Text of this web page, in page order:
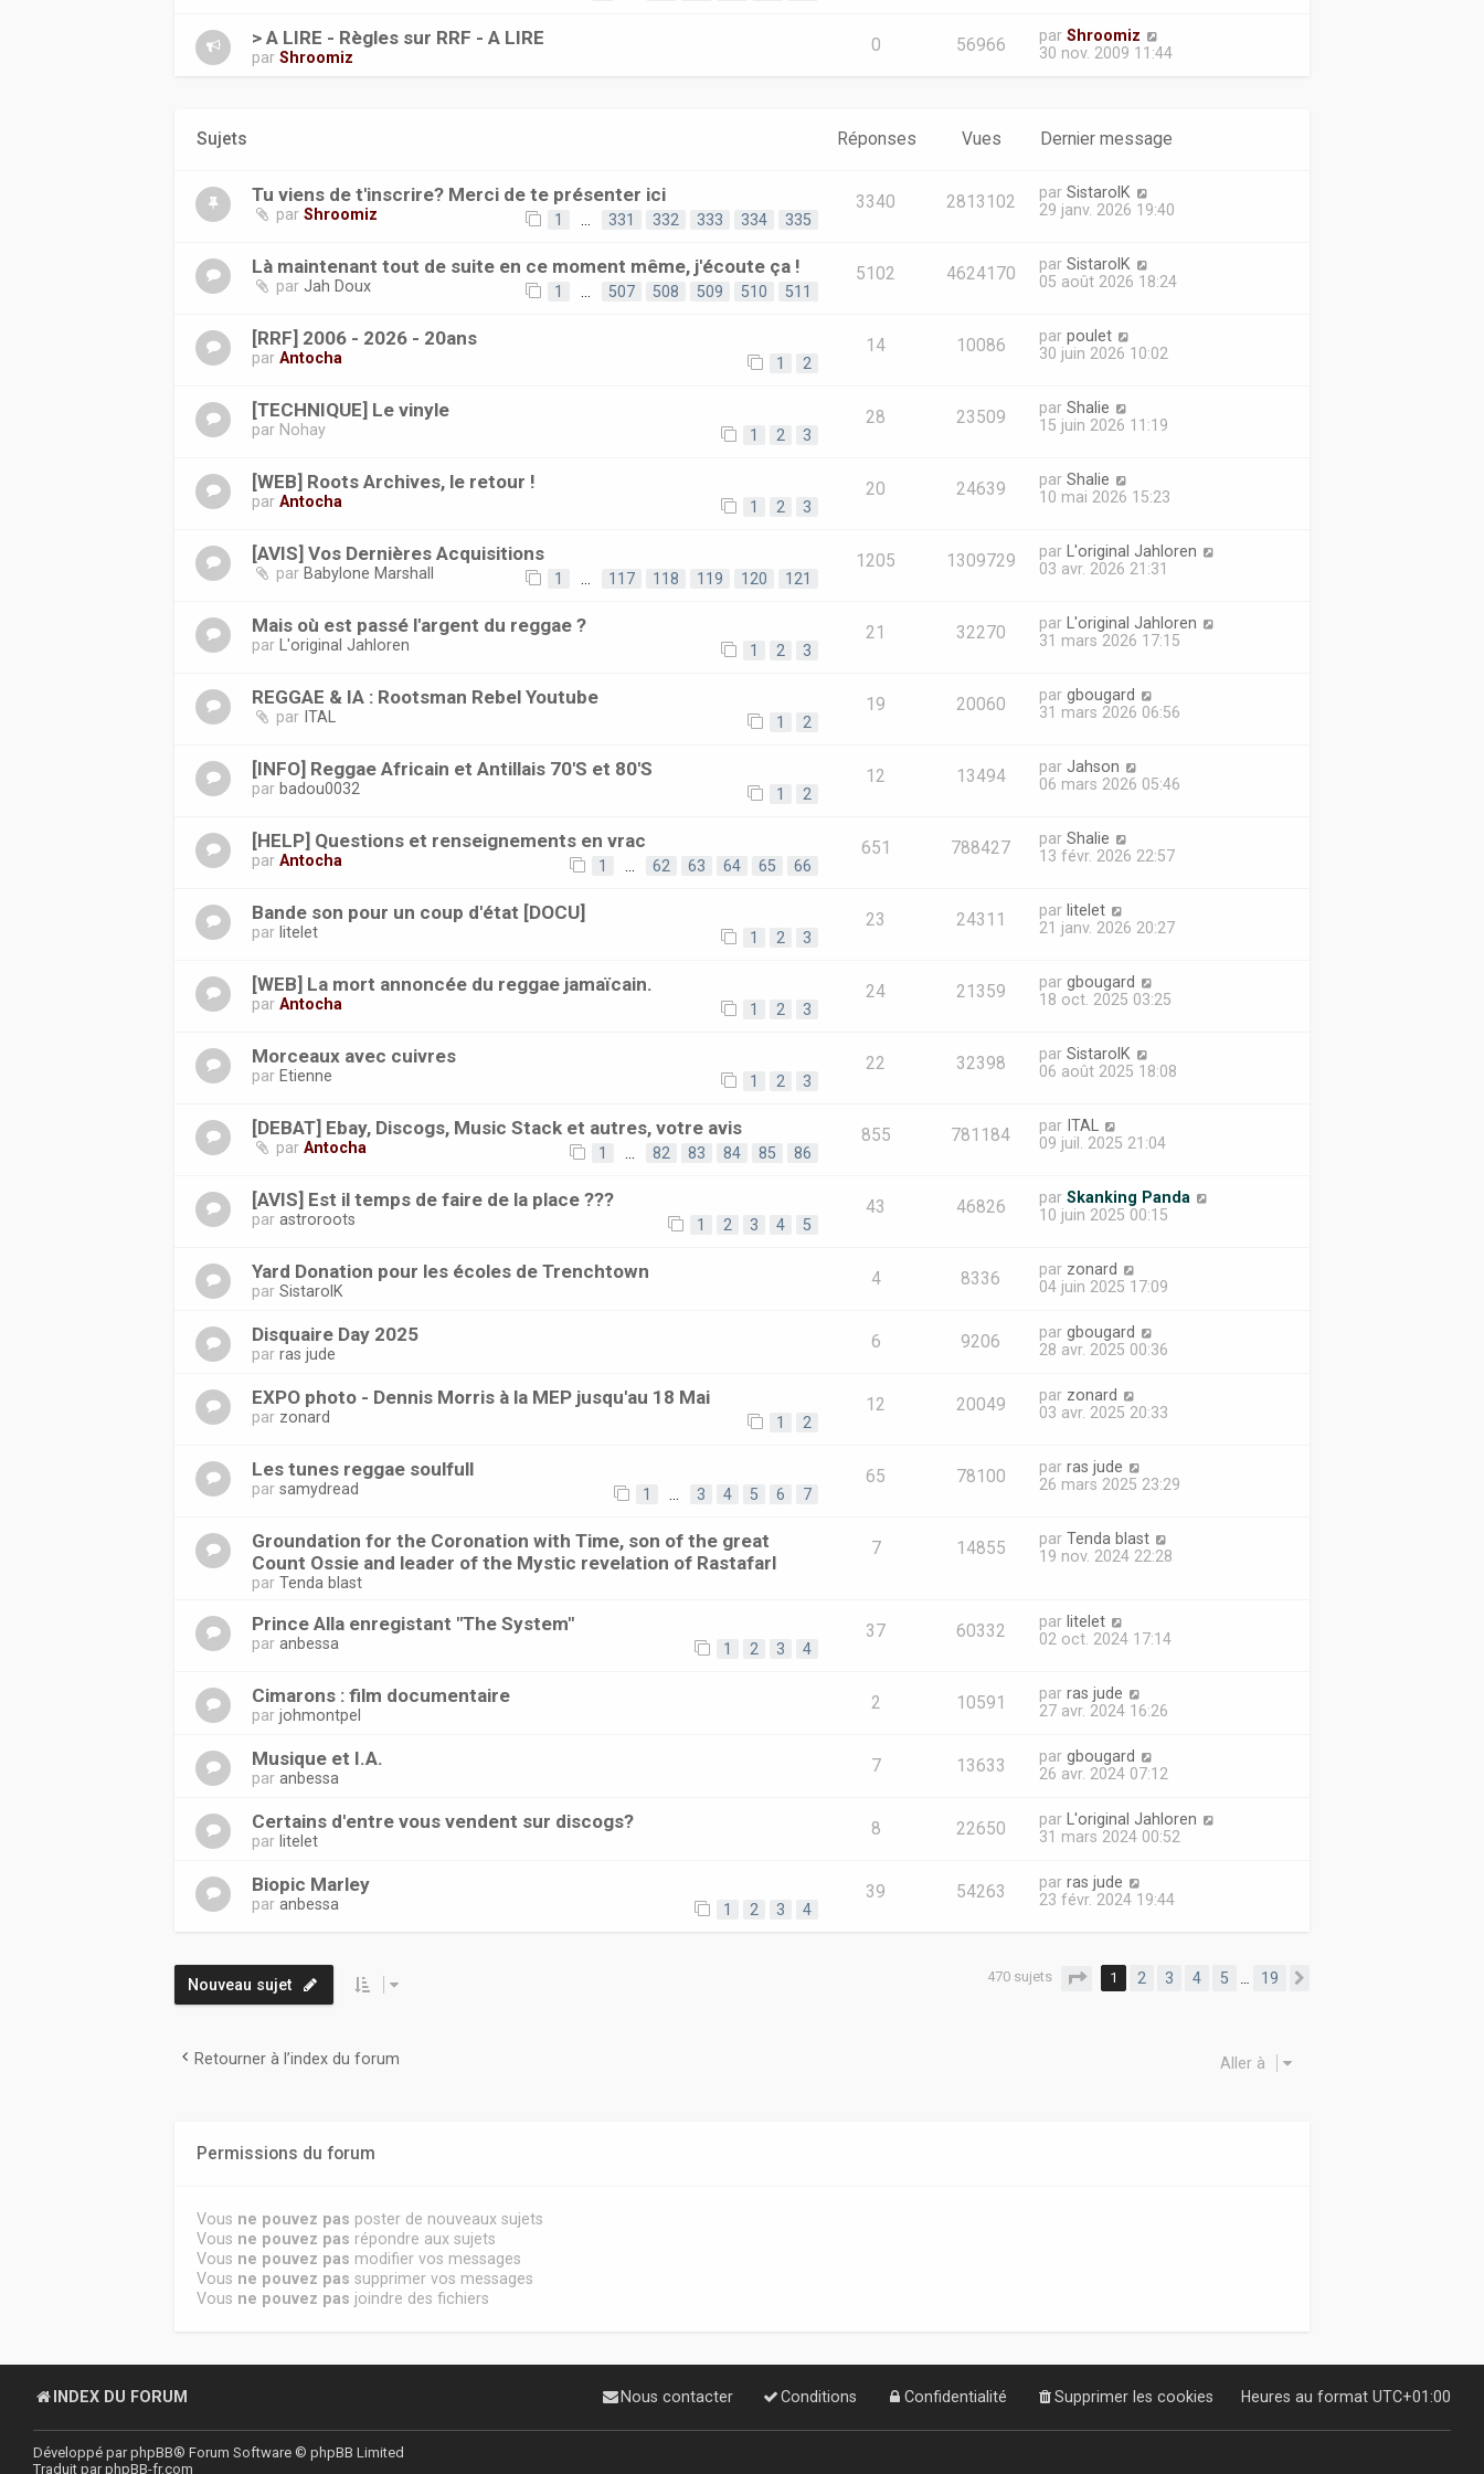
> A LIRE - Règles sur RRF - A LIRE
parShroomiz
0 56966 par Shroomiz
30 nov. 2009 11:44
Sujets Réponses Vues Dernier message
Tu viens de t'inscrire? Merci de te présenter ici
parShroomiz 1 331 332 333 334 335
3340 2813102 par SistarolK
29 janv. 2026 19:40
Là maintenant tout de suite en ce moment même, j'écoute ça !
parJah Doux 1 507 508 509 510 511
5102 4624170 par SistarolK
05 août 2026 18:24
[RRF] 2006 - 2026 - 20ans
parAntocha 1 2
14 10086 par poulet
30 juin 2026 10:02
[TECHNIQUE] Le vinyle
par Nohay 1 2 3
28 23509 par Shalie
15 juin 2026 11:19
[WEB] Roots Archives, le retour !
parAntocha 1 2 3
20 24639 par Shalie
10 mai 2026 15:23
[AVIS] Vos Dernières Acquisitions
par Babylone Marshall 1 117 118 119 120 121
1205 1309729 par
L'original Jahloren
03 avr. 2026 21:31
Mais où est passé l'argent du reggae ?
par L'original Jahloren 1 2 3
21 32270 par
L'original Jahloren
31 mars 2026 17:15
REGGAE & IA : Rootsman Rebel Youtube
par ITAL 1 2
19 20060 par gbougard
31 mars 2026 06:56
[INFO] Reggae Africain et Antillais 70'S et 80'S
par badou0032 1 2
12 13494 par Jahson
06 mars 2026 05:46
[HELP] Questions et renseignements en vrac
parAntocha 1 62 63 64 65 66
651 788427 par Shalie
13 févr. 2026 22:57
Bande son pour un coup d'état [DOCU]
par litelet 1 2 3
23 24311 par litelet
21 janv. 2026 20:27
[WEB] La mort annoncée du reggae jamaïcain.
parAntocha 1 2 3
24 21359 par gbougard
18 oct. 2025 03:25
Morceaux avec cuivres
par Etienne 1 2 3
22 32398 par SistarolK
06 août 2025 18:08
[DEBAT] Ebay, Discogs, Music Stack et autres, votre avis
parAntocha 1 82 83 84 85 86
855 781184 par ITAL
09 juil. 2025 21:04
[AVIS] Est il temps de faire de la place ???
parastroroots 1 2 3 4 5
43 46826 par Skanking Panda
10 juin 2025 00:15
Yard Donation pour les écoles de Trenchtown
parSistarolK
4 8336 par zonard
04 juin 2025 17:09
Disquaire Day 2025
parras jude
6 9206 par gbougard
28 avr. 2025 00:36
EXPO photo - Dennis Morris à la MEP jusqu'au 18 Mai
par zonard 1 2
12 20049 par zonard
03 avr. 2025 20:33
Les tunes reggae soulfull
parsamydread 1 3 4 5 6 7
65 78100 par ras jude
26 mars 2025 23:29
Groundation for the Coronation with Time, son of the great
Count Ossie and leader of the Mystic revelation of RastafarI
parTenda blast
7 14855 par Tenda blast
19 nov. 2024 22:28
Prince Alla enregistant "The System"
paranbessa 1 2 3 4
37 60332 par litelet
02 oct. 2024 17:14
Cimarons : film documentaire
parjohmontpel
2 10591 par ras jude
27 avr. 2024 16:26
Musique et I.A.
paranbessa
7 13633 par gbougard
26 avr. 2024 07:12
Certains d'entre vous vendent sur discogs?
par litelet
8 22650 par
L'original Jahloren
31 mars 2024 00:52
Biopic Marley
paranbessa 1 2 3 4
39 54263 par ras jude
23 févr. 2024 19:44
Nouveau sujet 470 sujets Page 1sur19
1 2 3 4 5 19
Retourner à l’index du forum Aller à
Permissions du forum
Vous ne pouvez pas poster de nouveaux sujets
Vous ne pouvez pas répondre aux sujets
Vous ne pouvez pas modifier vos messages
Vous ne pouvez pas supprimer vos messages
Vous ne pouvez pas joindre des fichiers
INDEX DU FORUM Heures au format UTC+01:00
Supprimer les cookies
Confidentialité
Conditions
Nous contacter
Développé parphpBB® Forum Software © phpBB Limited
Traduit parphpBB-fr.com